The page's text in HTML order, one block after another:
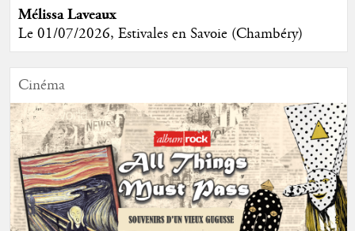
Mélissa Laveaux
Le 01/07/2026, Estivales en Savoie (Chambéry)
Cinéma